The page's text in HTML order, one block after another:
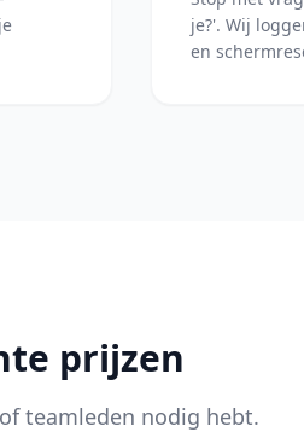
je?'. Wij
en
prijzen
teamleden nodig hebt.